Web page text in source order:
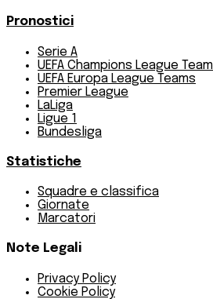
Pronostici
Serie A
UEFA Champions League
UEFA Europa League Teams
Premier League
LaLiga
Ligue 1
Bundesliga
Statistiche
Squadre e classifica
Giornate
Marcatori
Note Legali
Privacy Policy
Cookie Policy